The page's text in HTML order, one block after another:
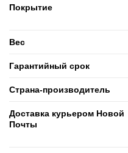
Покрытие
Вес
Гарантийный срок
Страна-производитель
Доставка курьером Новой
Почты